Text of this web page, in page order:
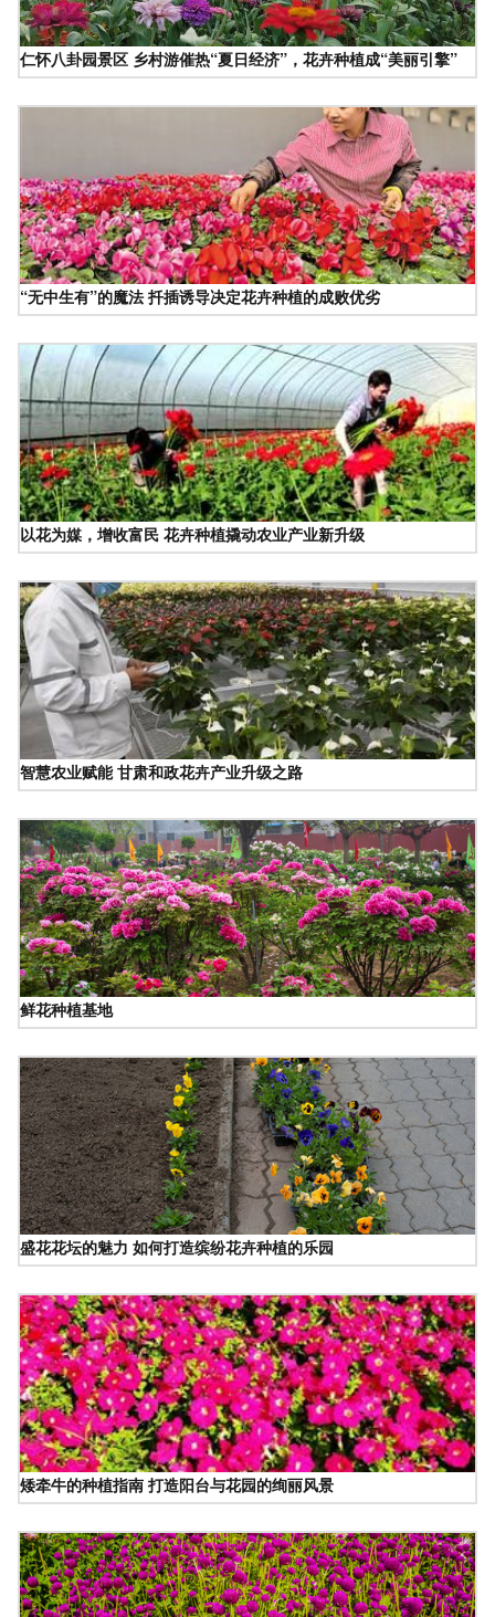
仁怀八卦园景区 乡村游催热“夏日经济”，花卉种植成“美丽引擎”
“无中生有”的魔法 扦插诱导决定花卉种植的成败优劣
以花为媒，增收富民 花卉种植撬动农业产业新升级
智慧农业赋能 甘肃和政花卉产业升级之路
鲜花种植基地
盛花花坛的魅力 如何打造缤纷花卉种植的乐园
矮牵牛的种植指南 打造阳台与花园的绚丽风景